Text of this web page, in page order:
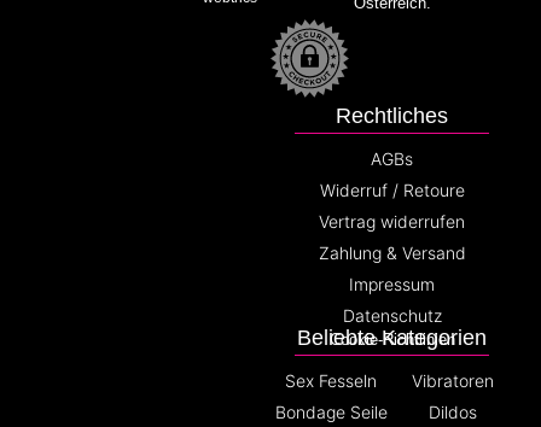
Beliebte Kategorien
Sex Fesseln
Bondage Seile
Vibratoren
Dildos
Rechtliches
AGBs
Widerruf / Retoure
Vertrag widerrufen
Zahlung & Versand
Impressum
Datenschutz
Cookie-Richtlinien